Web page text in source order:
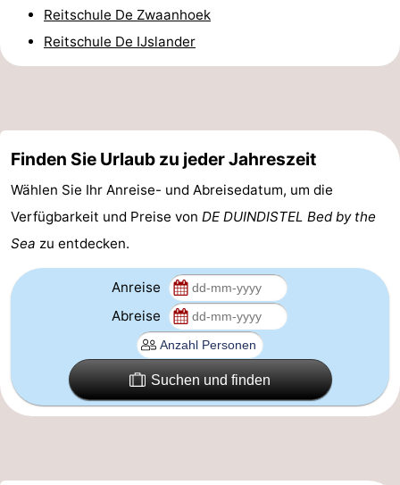
Reiten
Golfplatze
-
und
trinken
Veranstaltungen
Ringstechen
Praktisch
Forum
Parken
Reisebuchshop
Reitschule De Zwaanhoek
Reitschule De IJslander
Finden Sie Urlaub zu jeder Jahreszeit
Wählen Sie Ihr Anreise- und Abreisedatum, um die
Verfügbarkeit und Preise von DE DUINDISTEL Bed by the
Sea zu entdecken.
Anreise
Abreise
Suchen und finden